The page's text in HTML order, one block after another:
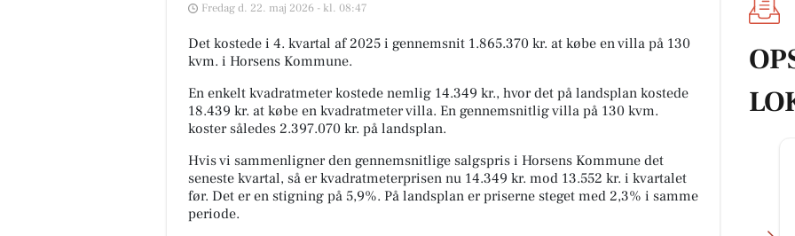
Fredag d. 22. maj 2026 - kl. 08:47
Det kostede i 4. kvartal af 2025 i gennemsnit 1.865.370 kr. at købe en villa på 130
kvm. i Horsens Kommune.
En enkelt kvadratmeter kostede nemlig 14.349 kr., hvor det på landsplan kostede
18.439 kr. at købe en kvadratmeter villa. En gennemsnitlig villa på 130 kvm.
koster således 2.397.070 kr. på landsplan.
Hvis vi sammenligner den gennemsnitlige salgspris i Horsens Kommune det
seneste kvartal, så er kvadratmeterprisen nu 14.349 kr. mod 13.552 kr. i kvartalet
før. Det er en stigning på 5,9%. På landsplan er priserne steget med 2,3% i samme
periode.